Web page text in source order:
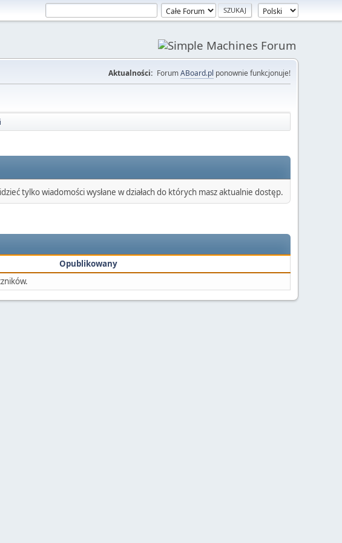
Aktualności: ForumABoard.pl ponownie funkcjonuje!
tylko wiadomości wysłane w działach do których masz aktualnie dostęp.
Opublikowany